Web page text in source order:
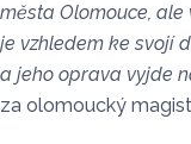
města Olomouce, ale
je vzhledem ke svojí
a jeho oprava vyjde
za olomoucký